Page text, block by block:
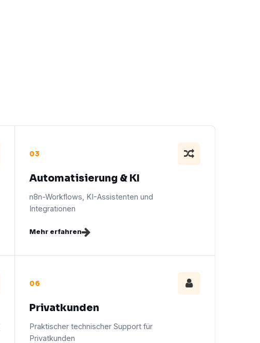
03
Automatisierung & KI
n8n-Workflows, KI-Assistenten und
Integrationen
Mehr erfahren
06
Privatkunden
Praktischer technischer Support für
Privatkunden